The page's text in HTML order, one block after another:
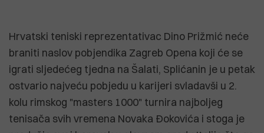
Hrvatski teniski reprezentativac Dino Prižmić neće
braniti naslov pobjendika Zagreb Opena koji će se
igrati sljedećeg tjedna na Šalati, Splićanin je u petak
ostvario najveću pobjedu u karijeri svladavši u 2.
kolu rimskog "masters 1000" turnira najboljeg
tenisača svih vremena Novaka Đokovića i stoga je